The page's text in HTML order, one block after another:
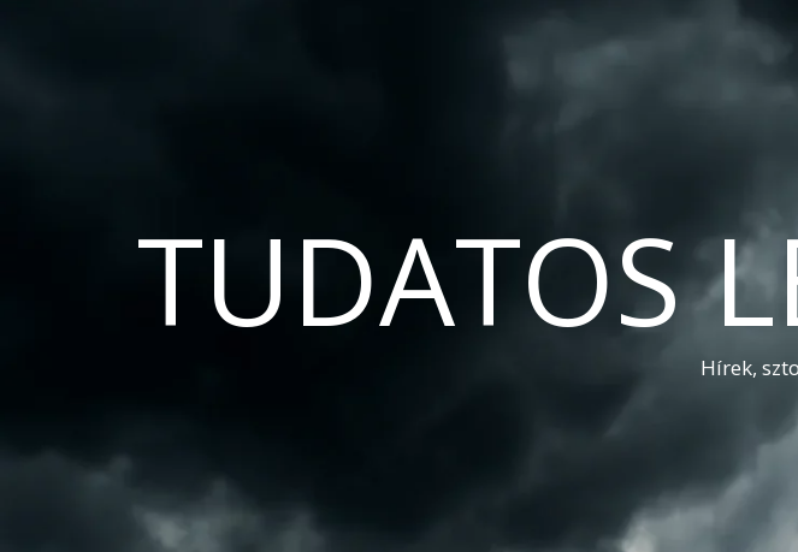
TUDATOS
Hírek,